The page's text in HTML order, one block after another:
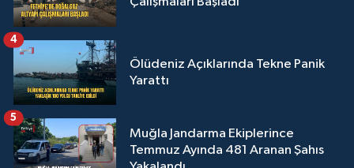
Ölüdeniz Açıklarında Tekne Panik
Yarattı
4
Muğla Jandarma Ekiplerince
Temmuz Ayında 481 Aranan Şahıs
5